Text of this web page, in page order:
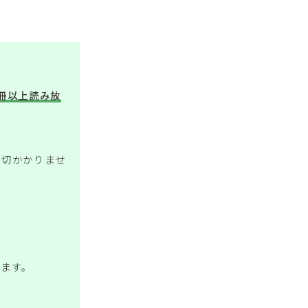
以上読み放
かかりませ
す。